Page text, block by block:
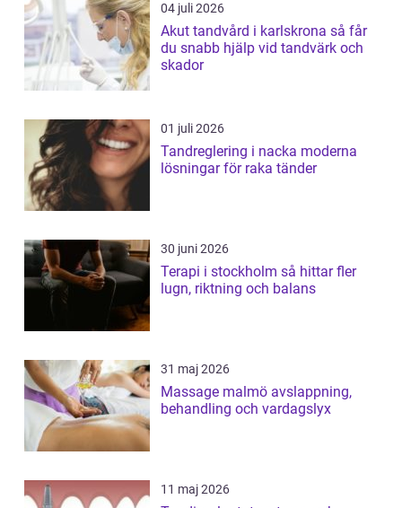
04 juli 2026
Akut tandvård i karlskrona så får
du snabb hjälp vid tandvärk och
skador
01 juli 2026
Tandreglering i nacka moderna
lösningar för raka tänder
30 juni 2026
Terapi i stockholm så hittar fler
lugn, riktning och balans
31 maj 2026
Massage malmö avslappning,
behandling och vardagslyx
11 maj 2026